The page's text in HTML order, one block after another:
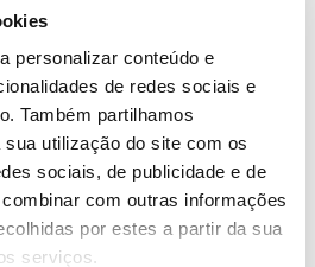
personalizar conteúdo e
de redes sociais e
Também partilhamos
utilização do site com os
sociais, de publicidade e de
com outras informações
por estes a partir da sua
serviços.